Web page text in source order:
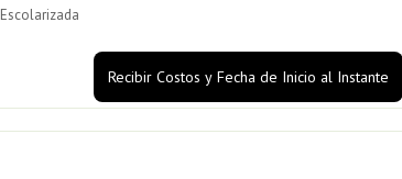
Recibir Costos y Fecha de Inicio al Instante